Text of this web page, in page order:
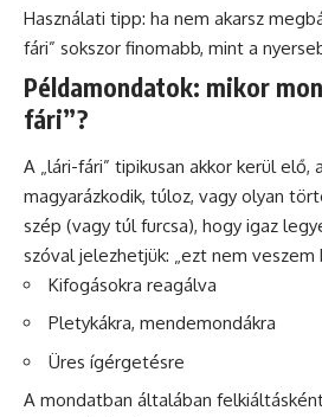
Használati tipp: ha nem akarsz
fári” sokszor finomabb, mint a
Példamondatok: mikor
fári”?
A „lári-fári” tipikusan akkor kerül elő,
magyarázkodik, túloz, vagy olyan
szép (vagy túl furcsa), hogy igaz
szóval jelezhetjük: „ezt nem veszem
Kifogásokra reagálva
Pletykákra, mendemondákra
Üres ígérgetésre
A mondatban általában